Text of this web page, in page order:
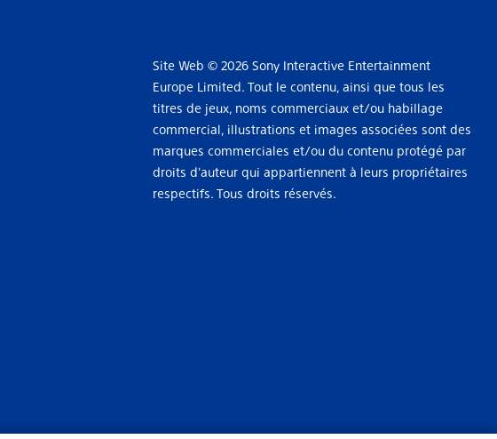
Site Web © 2026 Sony Interactive Entertainment
Europe Limited. Tout le contenu, ainsi que tous les
titres de jeux, noms commerciaux et/ou habillage
commercial, illustrations et images associées sont des
marques commerciales et/ou du contenu protégé par
droits d'auteur qui appartiennent à leurs propriétaires
respectifs. Tous droits réservés.